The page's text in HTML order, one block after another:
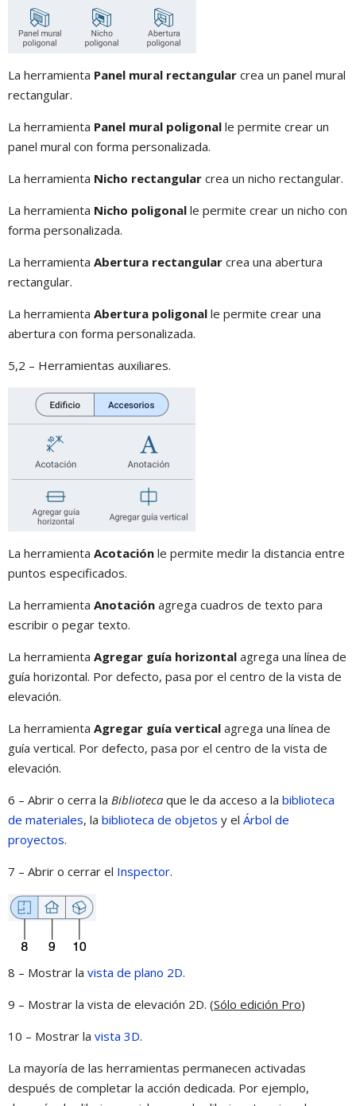
La herramienta Panel mural rectangular crea un panel mural
rectangular.
La herramienta Panel mural poligonal le permite crear un
panel mural con forma personalizada.
La herramienta Nicho rectangular crea un nicho rectangular.
La herramienta Nicho poligonal le permite crear un nicho con
forma personalizada.
La herramienta Abertura rectangular crea una abertura
rectangular.
La herramienta Abertura poligonal le permite crear una
abertura con forma personalizada.
5,2 – Herramientas auxiliares.
La herramienta Acotación le permite medir la distancia entre
puntos especificados.
La herramienta Anotación agrega cuadros de texto para
escribir o pegar texto.
La herramienta Agregar guía horizontal agrega una línea de
guía horizontal. Por defecto, pasa por el centro de la vista de
elevación.
La herramienta Agregar guía vertical agrega una línea de
guía vertical. Por defecto, pasa por el centro de la vista de
elevación.
6 – Abrir o cerra la Biblioteca que le da acceso a la biblioteca
de materiales, la biblioteca de objetos y el Árbol de
proyectos.
7 – Abrir o cerrar el Inspector.
8 – Mostrar la vista de plano 2D.
9 – Mostrar la vista de elevación 2D. (Sólo edición Pro)
10 – Mostrar la vista 3D.
La mayoría de las herramientas permanecen activadas
después de completar la acción dedicada. Por ejemplo,